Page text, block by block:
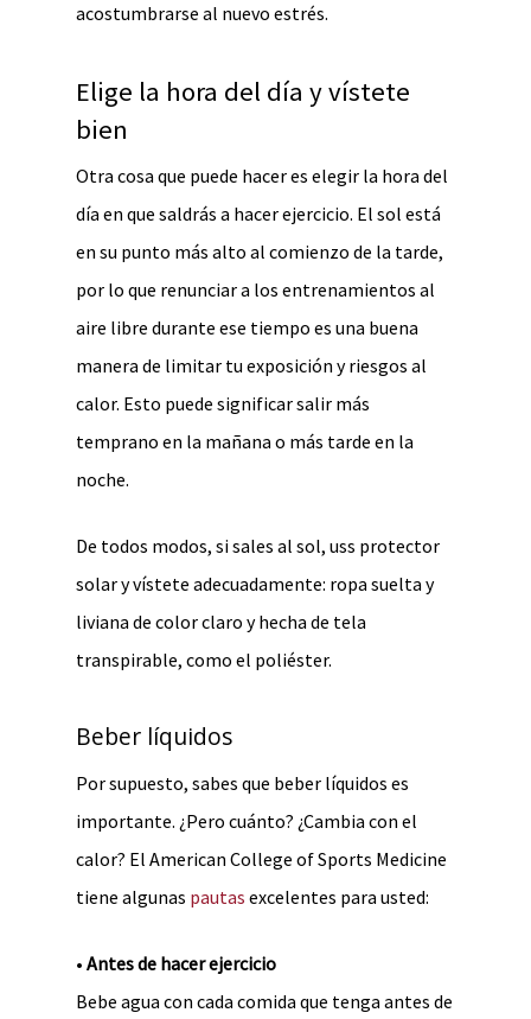
acostumbrarse al nuevo estrés.
Elige la hora del día y vístete
bien
Otra cosa que puede hacer es elegir la hora del
día en que saldrás a hacer ejercicio. El sol está
en su punto más alto al comienzo de la tarde,
por lo que renunciar a los entrenamientos al
aire libre durante ese tiempo es una buena
manera de limitar tu exposición y riesgos al
calor. Esto puede significar salir más
temprano en la mañana o más tarde en la
noche.
De todos modos, si sales al sol, uss protector
solar y vístete adecuadamente: ropa suelta y
liviana de color claro y hecha de tela
transpirable, como el poliéster.
Beber líquidos
Por supuesto, sabes que beber líquidos es
importante. ¿Pero cuánto? ¿Cambia con el
calor? El American College of Sports Medicine
tiene algunas pautas excelentes para usted:
• Antes de hacer ejercicio
Bebe agua con cada comida que tenga antes de